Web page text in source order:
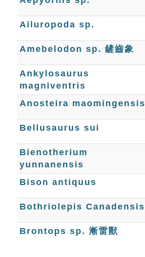
Ailuropoda sp.
Amebelodon sp. 鏟齒象
Ankylosaurus
magniventris
Anosteira maomingensis
Bellusaurus sui
Bienotherium
yunnanensis
Bison antiquus
Bothriolepis Canadensis
Brontops sp. 漸雷獸